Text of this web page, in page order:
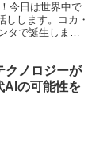
今日は世界中で
します。コカ・
タで誕生しまし
クノロジーが
AIの可能性を